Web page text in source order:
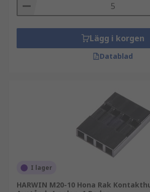
Lägg i korgen
Datablad
I lager
HARWIN M20-10 Hona Rak